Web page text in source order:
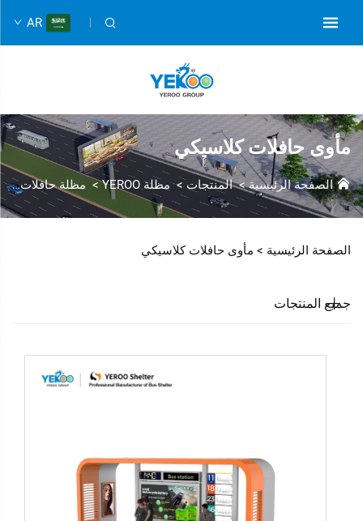
AR
مأوى حافلات كلاسيكي
الصفحة الرئيسية>المنتجات>مظلة YEROO > مظلة حافلات كلاسيكية
الصفحة الرئيسية > مأوى حافلات كلاسيكي
جميع المنتجات